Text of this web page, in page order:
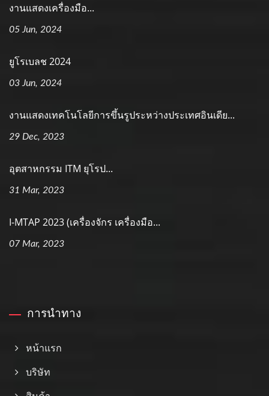
งานแสดงเครื่องมือ...
05 Jun, 2024
ยูโรเบลช 2024
03 Jun, 2024
งานแสดงเทคโนโลยีการขึ้นรูประหว่างประเทศอินเดีย...
29 Dec, 2023
อุตสาหกรรม ITM ยุโรป...
31 Mar, 2023
I-MTAP 2023 (เครื่องจักร เครื่องมือ...
07 Mar, 2023
การนำทาง
หน้าแรก
บริษัท